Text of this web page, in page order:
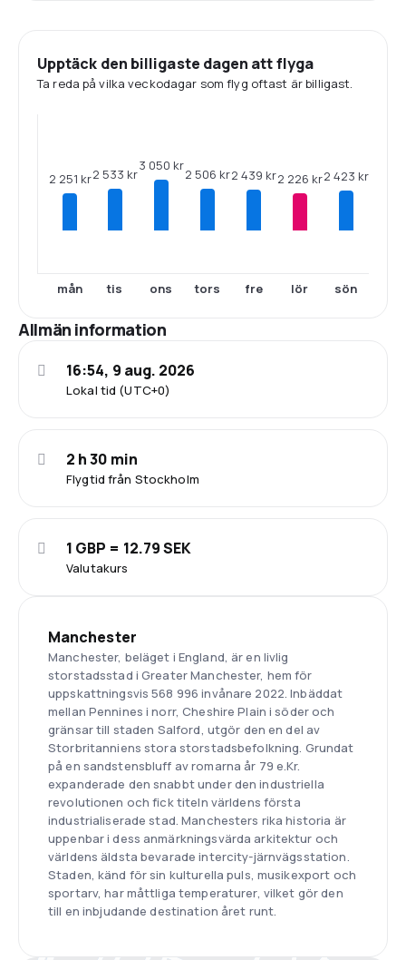
Upptäck den billigaste dagen att flyga
Ta reda på vilka veckodagar som flyg oftast är billigast.
2 251 kr
mån
2 533 kr
tis
3 050 kr
ons
2 506 kr
tors
2 439 kr
fre
2 226 kr
lör
2 423 kr
sön
Allmän information
Lokal tid (UTC+0)
16:54, 9 aug. 2026
Flygtid från Stockholm
2 h 30 min
Valutakurs
1 GBP = 12.79 SEK
Manchester
Manchester, beläget i England, är en livlig
storstadsstad i Greater Manchester, hem för
uppskattningsvis 568 996 invånare 2022. Inbäddat
mellan Pennines i norr, Cheshire Plain i söder och
gränsar till staden Salford, utgör den en del av
Storbritanniens stora storstadsbefolkning. Grundat
på en sandstensbluff av romarna år 79 e.Kr.
expanderade den snabbt under den industriella
revolutionen och fick titeln världens första
industrialiserade stad. Manchesters rika historia är
uppenbar i dess anmärkningsvärda arkitektur och
världens äldsta bevarade intercity-järnvägsstation.
Staden, känd för sin kulturella puls, musikexport och
sportarv, har måttliga temperaturer, vilket gör den
till en inbjudande destination året runt.